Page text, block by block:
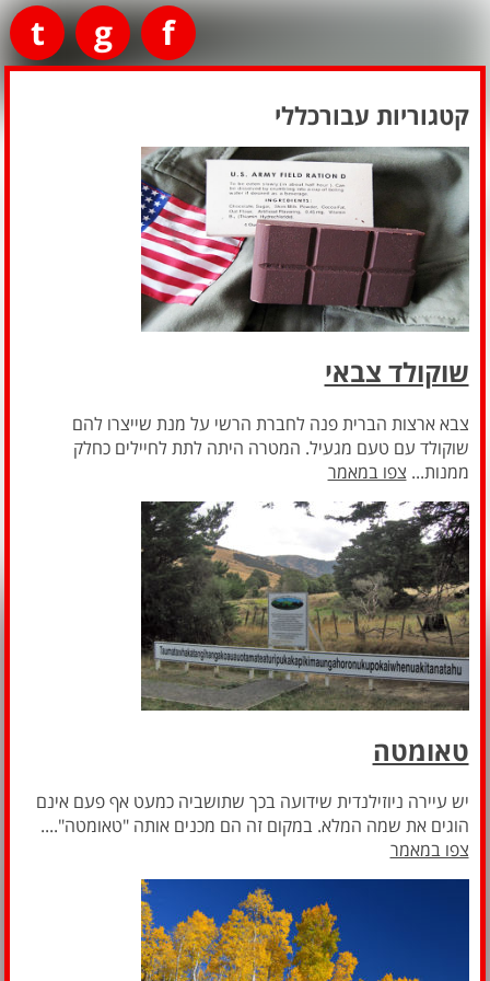
f
g
t
קטגוריות עבורכללי
שוקולד צבאי
צבא ארצות הברית פנה לחברת הרשי על מנת שייצרו להם
שוקולד עם טעם מגעיל. המטרה היתה לתת לחיילים כחלק
ממנות... צפו במאמר
טאומטה
יש עיירה ניוזילנדית שידועה בכך שתושביה כמעט אף פעם אינם
הוגים את שמה המלא. במקום זה הם מכנים אותה "טאומטה"....
צפו במאמר